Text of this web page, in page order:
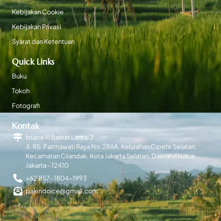
Kebijakan Cookie
Kebijakan Privasi
Syarat dan Ketentuan
Quick Links
Buku
Tokoh
Fotografi
Kontak
Istana Al Barkat Lantai 2
Jl. RS. Fatmawati Raya No.28AA, Kelurahan Cipete Selatan,
Kecamatan Cilandak, Kota Jakarta Selatan, Daerah Khusus
Jakarta - 12410
+62 857-1804-1993
pakindoice@gmail.com